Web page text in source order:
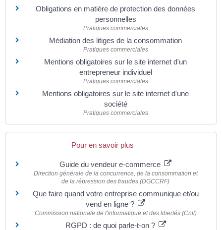
Obligations en matière de protection des données
personnelles
Pratiques commerciales
Médiation des litiges de la consommation
Pratiques commerciales
Mentions obligatoires sur le site internet d'un
entrepreneur individuel
Pratiques commerciales
Mentions obligatoires sur le site internet d'une
société
Pratiques commerciales
Pour en savoir plus
Guide du vendeur e-commerce
Direction générale de la concurrence, de la consommation et
de la répression des fraudes (DGCCRF)
Que faire quand votre entreprise communique et/ou
vend en ligne ?
Commission nationale de l'informatique et des libertés (Cnil)
RGPD : de quoi parle-t-on ?